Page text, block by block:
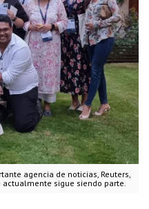
agencia de noticias, Reuters,
actualmente sigue siendo parte.